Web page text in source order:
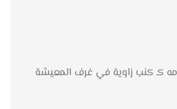
كـ كنب زاوية في غرف المعيشة